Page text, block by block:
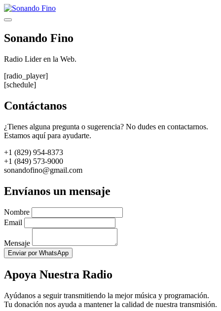
Saltar
al
Menú
Sonando Fino
Radio Lider en la Web.
[radio_player]
[schedule]
Contáctanos
¿Tienes alguna pregunta o sugerencia? No dudes en contactarnos.
Estamos aquí para ayudarte.
+1 (829) 954-8373
+1 (849) 573-9000
sonandofino@gmail.com
Envíanos un mensaje
Nombre
Email
Mensaje
Enviar por WhatsApp
Apoya Nuestra Radio
Ayúdanos a seguir transmitiendo la mejor música y programación.
Tu donación nos ayuda a mantener la calidad de nuestra transmisión.